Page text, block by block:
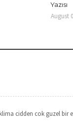
Yazısı
August
cidden cok guzel bir